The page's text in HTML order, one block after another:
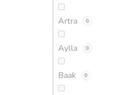
Artra 0
Aylla 0
Baak 0